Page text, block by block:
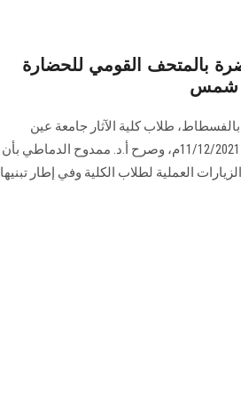
بالمتحف القومي للحضارة
شمس
طلاب كلية الآثار جامعة عين
شمس في لقاء علمي وثقافي اليوم السبت 11/12/2021م، وصرح أ.د. ممدوح الدماطي بأن
العملية لطلاب الكلية وفي إطار تبنيها